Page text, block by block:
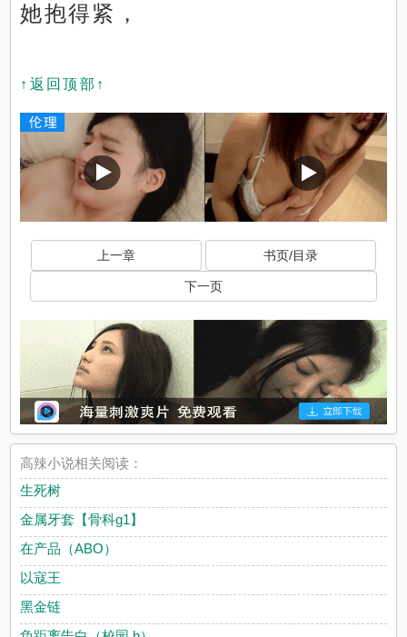
她抱得紧，
↑返回顶部↑
上一章 书页/目录
下一页
高辣小说相关阅读：
生死树
金属牙套【骨科g1】
在产品（ABO）
以寇王
黑金链